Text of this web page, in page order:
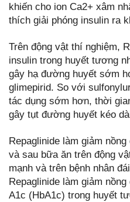
khiến cho ion Ca2+ xâm
thích giải phóng insulin ra
Trên động vật thí nghiệm,
insulin trong huyết tương
gây hạ đường huyết sớm
glimepirid. So với
tác dụng sớm hơn, thời
gây tụt đường huyết kéo
Repaglinide làm giảm
và sau bữa ăn trên động
mạnh và trên bệnh nhân
Repaglinide làm giảm
A1c (HbA1c) trong huyết